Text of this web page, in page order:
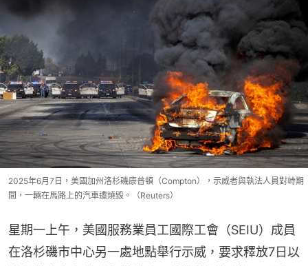
2025年6月7日，美國加州洛杉磯康普頓（Compton），示威者與執法人員對峙期
間，一輛在馬路上的汽車遭燒毀。（Reuters）
星期一上午，美國服務業員工國際工會（SEIU）成員
在洛杉磯市中心另一處地點舉行示威，要求釋放7日以